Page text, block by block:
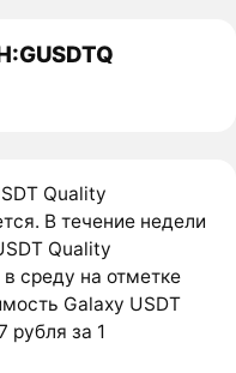
Quality
В течение недели
Quality
среду на отметке
Galaxy USDT
рубля за 1